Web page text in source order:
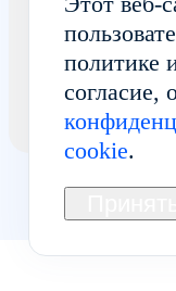
политике
согласие,
cookie.